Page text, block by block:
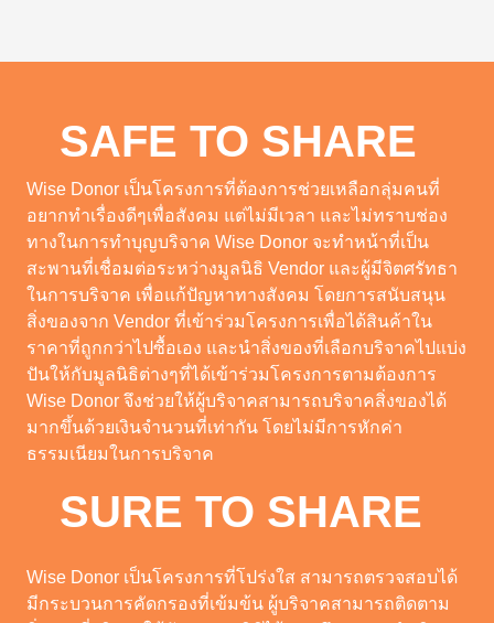
SAFE TO SHARE
Wise Donor เป็นโครงการที่ต้องการช่วยเหลือกลุ่มคนที่
อยากทำเรื่องดีๆเพื่อสังคม แต่ไม่มีเวลา และไม่ทราบช่อง
ทางในการทำบุญบริจาค Wise Donor จะทำหน้าที่เป็น
สะพานที่เชื่อมต่อระหว่างมูลนิธิ Vendor และผู้มีจิตศรัทธา
ในการบริจาค เพื่อแก้ปัญหาทางสังคม โดยการสนับสนุน
สิ่งของจาก Vendor ที่เข้าร่วมโครงการเพื่อได้สินค้าใน
ราคาที่ถูกกว่าไปซื้อเอง และนำสิ่งของที่เลือกบริจาคไปแบ่ง
ปันให้กับมูลนิธิต่างๆที่ได้เข้าร่วมโครงการตามต้องการ
Wise Donor จึงช่วยให้ผู้บริจาคสามารถบริจาคสิ่งของได้
มากขึ้นด้วยเงินจำนวนที่เท่ากัน โดยไม่มีการหักค่า
ธรรมเนียมในการบริจาค
SURE TO SHARE
Wise Donor เป็นโครงการที่โปร่งใส สามารถตรวจสอบได้
มีกระบวนการคัดกรองที่เข้มข้น ผู้บริจาคสามารถติดตาม